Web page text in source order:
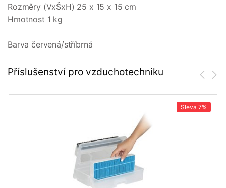
Rozměry (VxŠxH) 25 x 15 x 15 cm
Hmotnost 1 kg
Barva červená/stříbrná
Příslušenství pro vzduchotechniku
Sleva 7%